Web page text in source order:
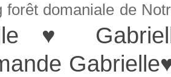
forêt domaniale de
♥